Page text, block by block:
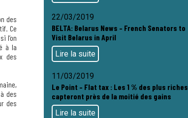
des
Ce
l’on
à la
des
des
des
22/03/2019
BELTA: Belarus News – French Senators to
Visit Belarus in April
Lire la suite
11/03/2019
Le Point – Flat tax : Les 1 % des plus riches
capteront près de la moitié des gains
Lire la suite